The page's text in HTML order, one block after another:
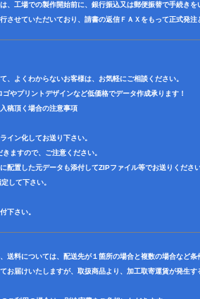
、工場での製作開始前に、銀行振込又は郵便振替で手続き
せていただいており、請書の返信ＦＡＸをもって正式発注
よくわからないお客様は、お気軽にご相談ください。
やプリントデザインなど低価格でデータ作成承ります！
稿頂く場合の注意事項
イン化してお送り下さい。
ますので、ご注意ください。
配置した元データも添付してZIPファイル等でお送りください
して下さい。
下さい。
送料については、配送先が１箇所の場合と複数の場合など
お届けいたしますが、取扱商品より、加工取寄運賃が発生